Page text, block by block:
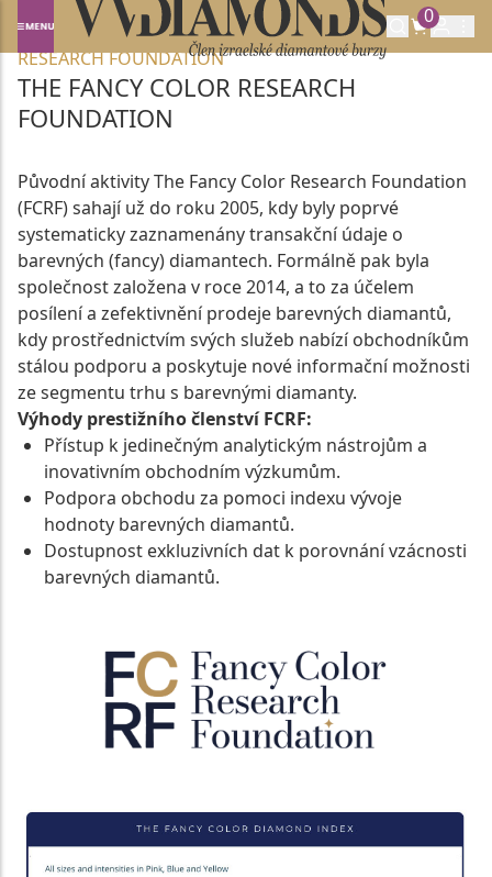
0
Domů SPOLUPRACUJEME
THE FANCY COLOR
RESEARCH FOUNDATION
THE FANCY COLOR RESEARCH
FOUNDATION
Původní aktivity The Fancy Color Research Foundation
(FCRF) sahají už do roku 2005, kdy byly poprvé
systematicky zaznamenány transakční údaje o
barevných (fancy) diamantech. Formálně pak byla
společnost založena v roce 2014, a to za účelem
posílení a zefektivnění prodeje barevných diamantů,
kdy prostřednictvím svých služeb nabízí obchodníkům
stálou podporu a poskytuje nové informační možnosti
ze segmentu trhu s barevnými diamanty.
Výhody prestižního členství FCRF:
Přístup k jedinečným analytickým nástrojům a
inovativním obchodním výzkumům.
Podpora obchodu za pomoci indexu vývoje
hodnoty barevných diamantů.
Dostupnost exkluzivních dat k porovnání vzácnosti
barevných diamantů.